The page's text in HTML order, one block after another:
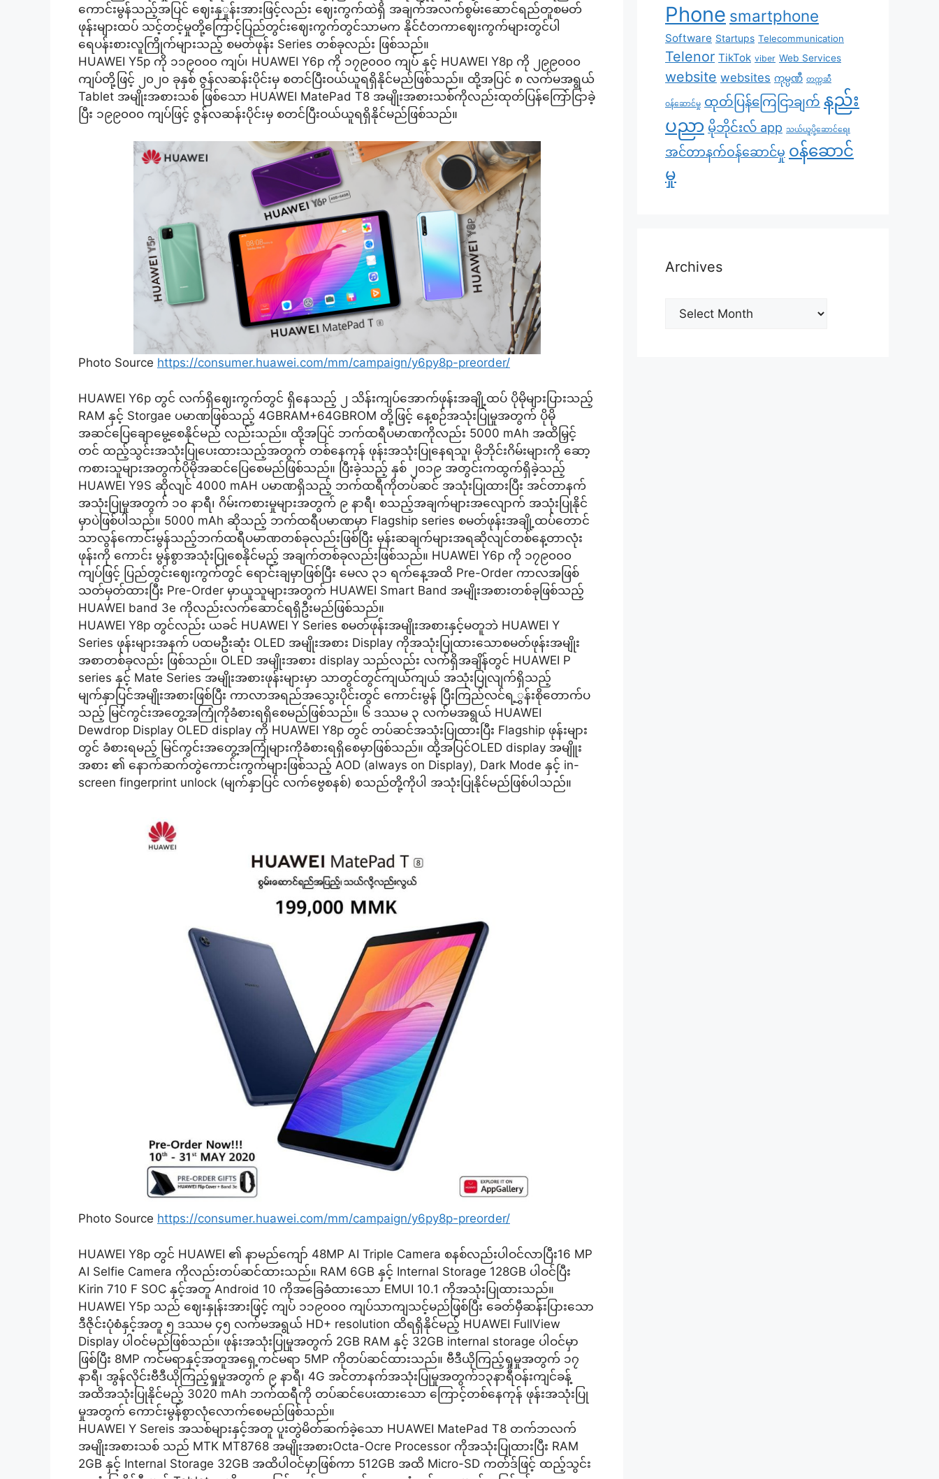
ကောင်းမွန်သည့်အပြင် ဈေးနှှုန်းအားဖြင့်လည်း ဈေးကွက်ထဲရှိ အချက်အလက်စွမ်းဆောင်ရည်တူစမတ်
ဖုန်းများထပ် သင့်တင့်မှုတို့ကြောင့်ပြည်တွင်းဈေးကွက်တွင်သာမက နိုင်ငံတကာဈေးကွက်များတွင်ပါ
ရေပန်းစားလူကြိုက်များသည့် စမတ်ဖုန်း Series တစ်ခုလည်း ဖြစ်သည်။
HUAWEI Y5p ကို ၁၁၉၀၀၀ ကျပ်၊ HUAWEI Y6p ကို ၁၇၉၀၀၀ ကျပ် နှင့် HUAWEI Y8p ကို ၂၉၉၀၀၀
ကျပ်တို့ဖြင့် ၂၀၂၀ ခုနှစ် ဇွန်လဆန်းပိုင်းမှ စတင်ပြီးဝယ်ယူရရှိနိုင်မည်ဖြစ်သည်။ ထို့အပြင် ၈ လက်မအရွယ်
Tablet အမျိုးအစားသစ် ဖြစ်သော HUAWEI MatePad T8 အမျိုးအစားသစ်ကိုလည်းထုတ်ပြန်ကြော်ငြာခဲ့
ပြီး ၁၉၉၀၀၀ ကျပ်ဖြင့် ဇွန်လဆန်းပိုင်းမှ စတင်ပြီးဝယ်ယူရရှိနိုင်မည်ဖြစ်သည်။
Photo Source https://consumer.huawei.com/mm/campaign/y6py8p-preorder/
HUAWEI Y6p တွင် လက်ရှိဈေးကွက်တွင် ရှိနေသည့် ၂ သိန်းကျပ်အောက်ဖုန်းအချို့ထပ် ပိုမိုများပြားသည့်
RAM နှင့် Storgae ပမာဏဖြစ်သည့် 4GBRAM+64GBROM တို့ဖြင့် နေ့စဉ်အသုံးပြုမှုအတွက် ပိုမို
အဆင်ပြေချောမွေ့စေနိုင်မည် လည်းသည်။ ထို့အပြင် ဘက်ထရီပမာဏကိုလည်း 5000 mAh အထိမြှင့်
တင် ထည့်သွင်းအသုံးပြုပေးထားသည့်အတွက် တစ်နေကုန် ဖုန်းအသုံးပြုနေရသူ၊ မိုဘိုင်းဂိမ်းများကို ဆော့
ကစားသူများအတွက်ပိုမိုအဆင်ပြေစေမည်ဖြစ်သည်။ ပြီးခဲ့သည့် နှစ် ၂၀၁၉ အတွင်းကထွက်ရှိခဲ့သည့်
HUAWEI Y9S ဆိုလျင် 4000 mAH ပမာဏရှိသည့် ဘက်ထရီကိုတပ်ဆင် အသုံးပြုထားပြီး အင်တာနက်
အသုံးပြုမှုအတွက် ၁၀ နာရီ၊ ဂိမ်းကစားမှုများအတွက် ၉ နာရီ၊ စသည့်အချက်များအလျောက် အသုံးပြုနိုင်
မှာပဲဖြစ်ပါသည်။ 5000 mAh ဆိုသည့် ဘက်ထရီပမာဏမှာ Flagship series စမတ်ဖုန်းအချို့ထပ်တောင်
သာလွန်ကောင်းမွန်သည့်ဘက်ထရီပမာဏတစ်ခုလည်းဖြစ်ပြီး မှန်းဆချက်များအရဆိုလျင်တစ်နေ့တာလုံး
ဖုန်းကို ကောင်း မွန်စွာအသုံးပြုစေနိုင်မည့် အချက်တစ်ခုလည်းဖြစ်သည်။ HUAWEI Y6p ကို ၁၇၉၀၀၀
ကျပ်ဖြင့် ပြည်တွင်းဈေးကွက်တွင် ရောင်းချမှာဖြစ်ပြီး မေလ ၃၁ ရက်နေ့အထိ Pre-Order ကာလအဖြစ်
သတ်မှတ်ထားပြီး Pre-Order မှာယူသူများအတွက် HUAWEI Smart Band အမျိုးအစားတစ်ခုဖြစ်သည့်
HUAWEI band 3e ကိုလည်းလက်ဆောင်ရရှိဦးမည်ဖြစ်သည်။
HUAWEI Y8p တွင်လည်း ယခင် HUAWEI Y Series စမတ်ဖုန်းအမျိုးအစားနှင့်မတူဘဲ HUAWEI Y
Series ဖုန်းများအနက် ပထမဦးဆုံး OLED အမျိုးအစား Display ကိုအသုံးပြုထားသောစမတ်ဖုန်းအမျိုး
အစာတစ်ခုလည်း ဖြစ်သည်။ OLED အမျိုးအစား display သည်လည်း လက်ရှိအချိန်တွင် HUAWEI P
series နှင့် Mate Series အမျိုးအစားဖုန်းများမှာ သာတွင်တွင်ကျယ်ကျယ် အသုံးပြုလျက်ရှိသည့်
မျက်နှာပြင်အမျိုးအစားဖြစ်ပြီး ကာလာအရည်အသွေးပိုင်းတွင် ကောင်းမွန် ပြီးကြည်လင်ရ့ွှန်းစိုတောက်ပ
သည့် မြင်ကွင်းအတွေ့အကြုံကိုခံစားရရှိစေမည်ဖြစ်သည်။ ၆ ဒဿမ ၃ လက်မအရွယ် HUAWEI
Dewdrop Display OLED display ကို HUAWEI Y8p တွင် တပ်ဆင်အသုံးပြုထားပြီး Flagship ဖုန်းများ
တွင် ခံစားရမည့် မြင်ကွင်းအတွေ့အကြုံများကိုခံစားရရှိစေမှာဖြစ်သည်။ ထို့အပြင်OLED display အမျိူး
အစား ၏ နောက်ဆက်တွဲကောင်းကွက်များဖြစ်သည့် AOD (always on Display), Dark Mode နှင့် in-
screen fingerprint unlock (မျက်နှာပြင် လက်ဗွေစနစ်) စသည်တို့ကိုပါ အသုံးပြုနိုင်မည်ဖြစ်ပါသည်။
Photo Source https://consumer.huawei.com/mm/campaign/y6py8p-preorder/
HUAWEI Y8p တွင် HUAWEI ၏ နာမည်ကျော် 48MP AI Triple Camera စနစ်လည်းပါဝင်လာပြီး16 MP
AI Selfie Camera ကိုလည်းတပ်ဆင်ထားသည်။ RAM 6GB နှင့် Internal Storage 128GB ပါဝင်ပြီး
Kirin 710 F SOC နှင့်အတူ Android 10 ကိုအခြေခံထားသော EMUI 10.1 ကိုအသုံးပြုထားသည်။
HUAWEI Y5p သည် ဈေးနှုန်းအားဖြင့် ကျပ် ၁၁၉၀၀၀ ကျပ်သာကျသင့်မည်ဖြစ်ပြီး ခေတ်မှီဆန်းပြားသော
ဒီဇိုင်းပုံစံနှင့်အတူ ၅ ဒဿမ ၄၅ လက်မအရွယ် HD+ resolution ထိရရှိနိုင်မည့် HUAWEI FullView
Display ပါဝင်မည်ဖြစ်သည်။ ဖုန်းအသုံးပြုမှုအတွက် 2GB RAM နှင့် 32GB internal storage ပါဝင်မှာ
ဖြစ်ပြီး 8MP ကင်မရာနှင့်အတူအရှေ့ကင်မရာ 5MP ကိုတပ်ဆင်ထားသည်။ ဗီဒီယိုကြည့်ရှုမှုအတွက် ၁၇
နာရီ၊ အွန်လိုင်းဗီဒီယိုကြည့်ရှုမှုအတွက် ၉ နာရီ၊ 4G အင်တာနက်အသုံးပြုမှုအတွက်၁၃နာရီဝန်းကျင်ခန့်
အထိအသုံးပြုနိုင်မည့် 3020 mAh ဘက်ထရီကို တပ်ဆင်ပေးထားသော ကြောင့်တစ်နေကုန် ဖုန်းအသုံးပြု
မှုအတွက် ကောင်းမွန်စွာလုံလောက်စေမည်ဖြစ်သည်။
HUAWEI Y Sereis အသစ်များနှင့်အတူ ပူးတွဲမိတ်ဆက်ခဲ့သော HUAWEI MatePad T8 တက်ဘလက်
အမျိုးအစားသစ် သည် MTK MT8768 အမျိုးအစားOcta-Ocre Processor ကိုအသုံးပြုထားပြီး RAM
2GB နှင့် Internal Storage 32GB အထိပါဝင်မှာဖြစ်ကာ 512GB အထိ Micro-SD ကတ်ဒ်ဖြင့် ထည့်သွင်း
Phone smartphone
Software Startups Telecommunication
Telenor TikTok viber Web Services
website websites ကုမ္ပဏီ တက္ကဆီ
ဝန်ဆောင်မှု ထုတ်ပြန်ကြေငြာချက် နည်း
ပညာ မိုဘိုင်းလ် app သယ်ယူပို့ဆောင်ရေး
အင်တာနက်ဝန်ဆောင်မှု ၀န်ဆောင်
မှု
Archives
Archives